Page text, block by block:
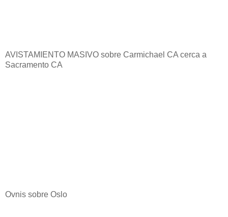
AVISTAMIENTO MASIVO sobre Carmichael CA cerca a
Sacramento CA
Ovnis sobre Oslo